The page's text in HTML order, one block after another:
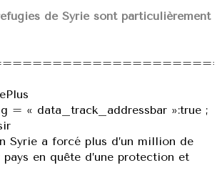
de Syrie sont particulièrement
= « data_track_addressbar »:true ;
Syrie a forcé plus d’un million de
en quête d’une protection et